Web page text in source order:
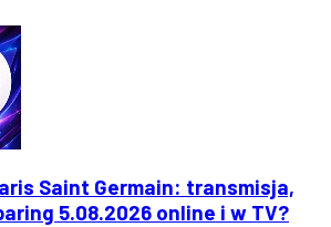
Saint Germain: transmisja,
5.08.2026 online i w TV?